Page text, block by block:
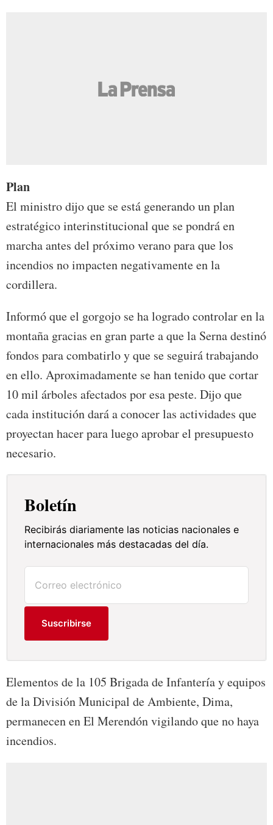
Plan
El ministro dijo que se está generando un plan
estratégico interinstitucional que se pondrá en
marcha antes del próximo verano para que los
incendios no impacten negativamente en la
cordillera.
Informó que el gorgojo se ha logrado controlar en la
montaña gracias en gran parte a que la Serna destinó
fondos para combatirlo y que se seguirá trabajando
en ello. Aproximadamente se han tenido que cortar
10 mil árboles afectados por esa peste. Dijo que
cada institución dará a conocer las actividades que
proyectan hacer para luego aprobar el presupuesto
necesario.
Boletín
Recibirás diariamente las noticias nacionales e
internacionales más destacadas del día.
Suscribirse
Elementos de la 105 Brigada de Infantería y equipos
de la División Municipal de Ambiente, Dima,
permanecen en El Merendón vigilando que no haya
incendios.